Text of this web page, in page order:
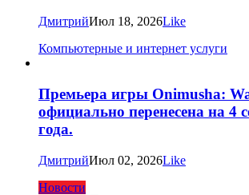
ДмитрийИюл 18, 2026Like
Компьютерные и интернет услуги
Премьера игры Onimusha:
официально перенесена на 4
года.
ДмитрийИюл 02, 2026Like
Новости